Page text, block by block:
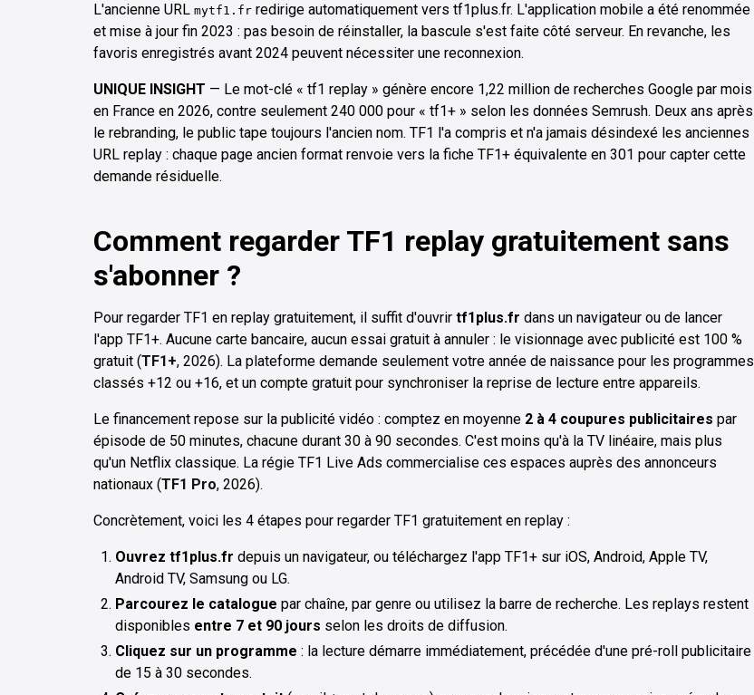
L'ancienne URL mytf1.fr redirige automatiquement vers tf1plus.fr. L'application mobile a été renommée
et mise à jour fin 2023 : pas besoin de réinstaller, la bascule s'est faite côté serveur. En revanche, les
favoris enregistrés avant 2024 peuvent nécessiter une reconnexion.
UNIQUE INSIGHT — Le mot-clé « tf1 replay » génère encore 1,22 million de recherches Google par mois
en France en 2026, contre seulement 240 000 pour « tf1+ » selon les données Semrush. Deux ans après
le rebranding, le public tape toujours l'ancien nom. TF1 l'a compris et n'a jamais désindexé les anciennes
URL replay : chaque page ancien format renvoie vers la fiche TF1+ équivalente en 301 pour capter cette
demande résiduelle.
Comment regarder TF1 replay gratuitement sans
s'abonner ?
Pour regarder TF1 en replay gratuitement, il suffit d'ouvrir tf1plus.fr dans un navigateur ou de lancer
l'app TF1+. Aucune carte bancaire, aucun essai gratuit à annuler : le visionnage avec publicité est 100 %
gratuit (TF1+, 2026). La plateforme demande seulement votre année de naissance pour les programmes
classés +12 ou +16, et un compte gratuit pour synchroniser la reprise de lecture entre appareils.
Le financement repose sur la publicité vidéo : comptez en moyenne 2 à 4 coupures publicitaires par
épisode de 50 minutes, chacune durant 30 à 90 secondes. C'est moins qu'à la TV linéaire, mais plus
qu'un Netflix classique. La régie TF1 Live Ads commercialise ces espaces auprès des annonceurs
nationaux (TF1 Pro, 2026).
Concrètement, voici les 4 étapes pour regarder TF1 gratuitement en replay :
Ouvrez tf1plus.fr depuis un navigateur, ou téléchargez l'app TF1+ sur iOS, Android, Apple TV,
Android TV, Samsung ou LG.
Parcourez le catalogue par chaîne, par genre ou utilisez la barre de recherche. Les replays restent
disponibles entre 7 et 90 jours selon les droits de diffusion.
Cliquez sur un programme : la lecture démarre immédiatement, précédée d'une pré-roll publicitaire
de 15 à 30 secondes.